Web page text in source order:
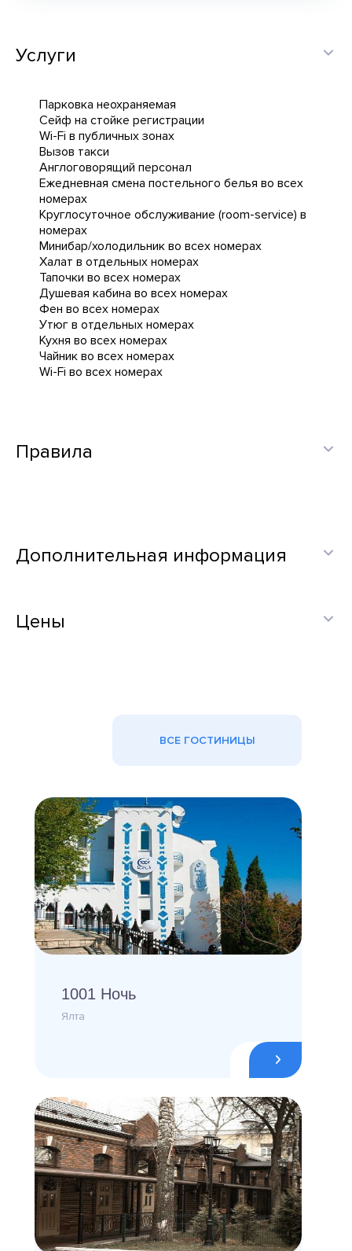
Услуги
Парковка неохраняемая
Сейф на стойке регистрации
Wi-Fi в публичных зонах
Вызов такси
Англоговорящий персонал
Ежедневная cмена постельного белья во всех
номерах
Круглосуточное обслуживание (room-service) в
номерах
Минибар/холодильник во всех номерах
Халат в отдельных номерах
Тапочки во всех номерах
Душевая кабина во всех номерах
Фен во всех номерах
Утюг в отдельных номерах
Кухня во всех номерах
Чайник во всех номерах
Wi-Fi во всех номерах
Правила
Дополнительная информация
Цены
ВСЕ ГОСТИНИЦЫ
1001 Ночь
Ялта